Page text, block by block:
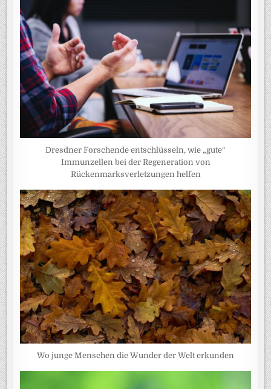
Dresdner Forschende entschlüsseln, wie „gute“
Immunzellen bei der Regeneration von
Rückenmarksverletzungen helfen
Wo junge Menschen die Wunder der Welt erkunden